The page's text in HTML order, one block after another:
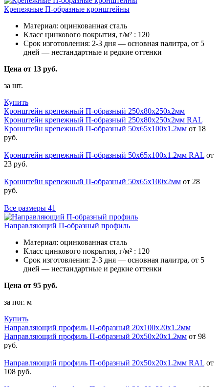
Крепежные П-образные кронштейны
Материал: оцинкованная сталь
Класс цинкового покрытия, г/м² : 120
Срок изготовления: 2-3 дня — основная палитра, от 5
дней — нестандартные и редкие оттенки
Цена от 13 руб.
за шт.
Купить
Кронштейн крепежный П-образный 250х80х250х2мм
Кронштейн крепежный П-образный 250х80х250х2мм RAL
Кронштейн крепежный П-образный 50х65х100х1.2мм от 18
руб.
Кронштейн крепежный П-образный 50х65х100х1.2мм RAL от
23 руб.
Кронштейн крепежный П-образный 50х65х100х2мм от 28
руб.
Все размеры 41
Направляющий П-образный профиль
Материал: оцинкованная сталь
Класс цинкового покрытия, г/м² : 120
Срок изготовления: 2-3 дня — основная палитра, от 5
дней — нестандартные и редкие оттенки
Цена от 95 руб.
за пог. м
Купить
Направляющий профиль П-образный 20х100х20х1.2мм
Направляющий профиль П-образный 20х50х20х1.2мм от 98
руб.
Направляющий профиль П-образный 20х50х20х1.2мм RAL от
108 руб.